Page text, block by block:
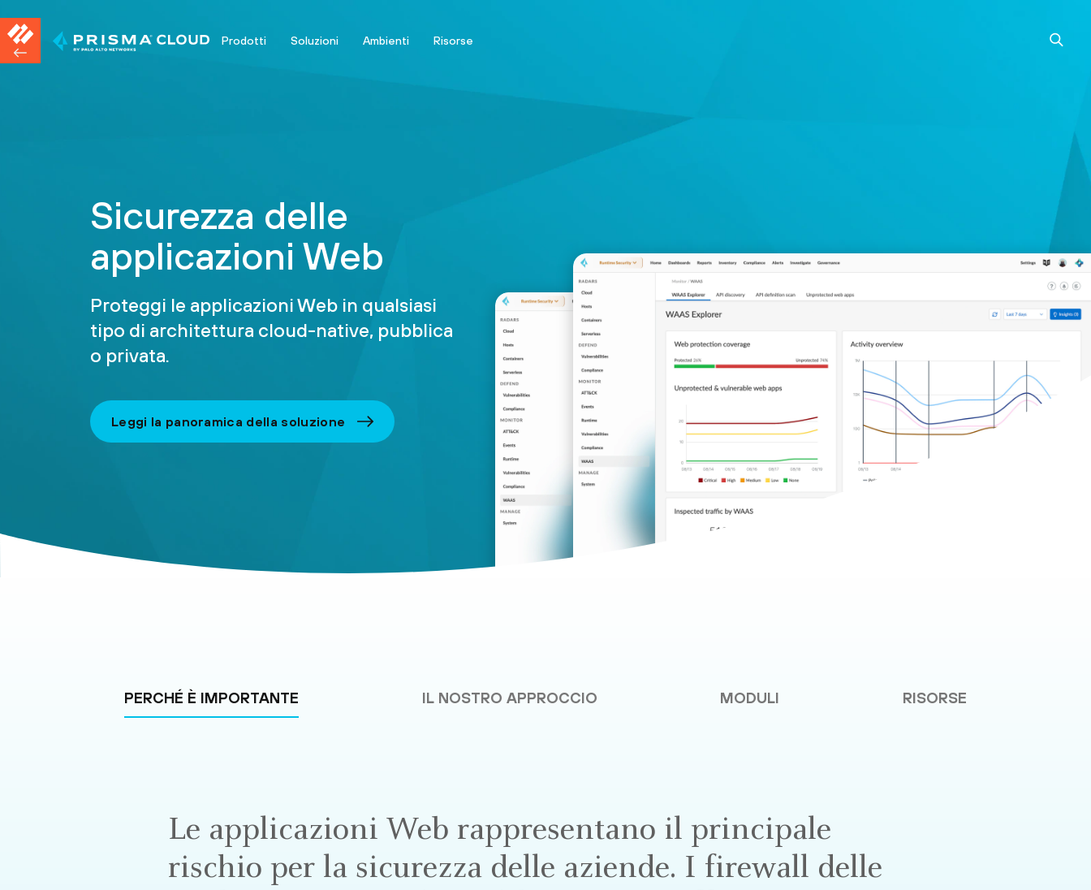
Prodotti Soluzioni Ambienti Risorse
Sicurezza delle
applicazioni Web
Proteggi le applicazioni Web in qualsiasi
tipo di architettura cloud-native, pubblica
o privata.
Leggi la panoramica della soluzione
PERCHÉ È IMPORTANTE IL NOSTRO APPROCCIO MODULI RISORSE
Le applicazioni Web rappresentano il principale
rischio per la sicurezza delle aziende. I firewall delle